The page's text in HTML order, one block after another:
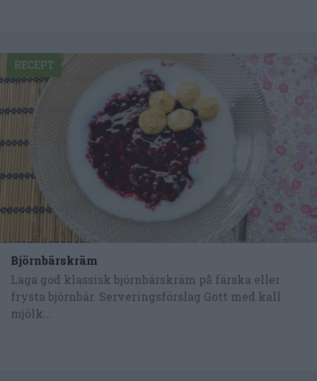
Björnbärskräm
Laga god klassisk björnbärskräm på färska eller
frysta björnbär. Serveringsförslag Gott med kall
mjölk...
RECEPT